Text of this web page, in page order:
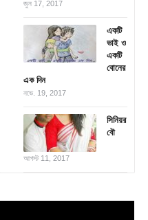
জুন 17, 2017
একটি
ভাই ও
একটি
বোনের
এক দিন
নভে. 19, 2017
সিনিয়র
বৌ
আগস্ট 11, 2017